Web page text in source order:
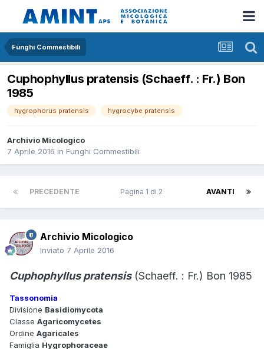
Funghi Commestibili
Cuphophyllus pratensis (Schaeff. : Fr.) Bon
1985
hygrophorus pratensis hygrocybe pratensis
Archivio Micologico
7 Aprile 2016 in Funghi Commestibili
PRECEDENTE AVANTI
Pagina 1 di 2
Archivio Micologico
Inviato 7 Aprile 2016
Cuphophyllus pratensis(Schaeff. : Fr.) Bon 1985
Tassonomia
Divisione Basidiomycota
Classe Agaricomycetes
Ordine Agaricales
Famiglia Hygrophoraceae